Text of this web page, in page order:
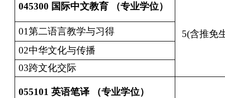
045300 国际中文教育 （专业学位）
5(含推免
01第二语言教学与习得
02中华文化与传播
03跨文化交际
055101 英语笔译 （专业学位）